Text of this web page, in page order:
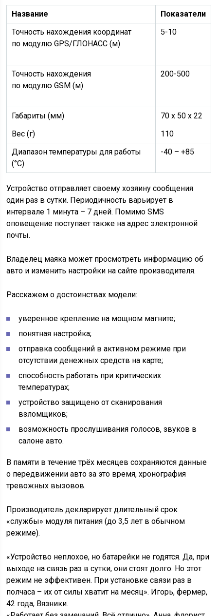
Название
Показатели
Точность нахождения координат
по модулю GPS/ГЛОНАСС (м)
5-10
Точность нахождения
по модулю GSM (м)
200-500
Габариты (мм)
70 х 50 х 22
Вес (г)
110
Диапазон температуры для работы
(°C)
-40 – +85
Устройство отправляет своему хозяину сообщения
один раз в сутки. Периодичность варьирует в
интервале 1 минута – 7 дней. Помимо SMS
оповещение поступает также на адрес электронной
почты.
Владелец маяка может просмотреть информацию об
авто и изменить настройки на сайте производителя.
Расскажем о достоинствах модели:
уверенное крепление на мощном магните;
понятная настройка;
отправка сообщений в активном режиме при
отсутствии денежных средств на карте;
способность работать при критических
температурах;
устройство защищено от сканирования
взломщиков;
возможность прослушивания голосов, звуков в
салоне авто.
В памяти в течение трёх месяцев сохраняются данные
о передвижении авто за это время, хронография
тревожных вызовов.
Производитель декларирует длительный срок
«службы» модуля питания (до 3,5 лет в обычном
режиме).
«Устройство неплохое, но батарейки не годятся. Да, при
выходе на связь раз в сутки, они стоят долго. Но этот
режим не эффективен. При установке связи раз в
полчаса – их от силы хватит на месяц». Игорь, фермер,
42 года, Вязники.